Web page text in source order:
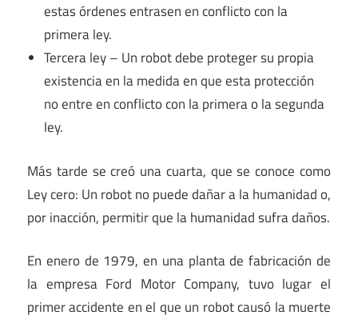
estas órdenes entrasen en conflicto con la
primera ley.
Tercera ley – Un robot debe proteger su propia
existencia en la medida en que esta protección
no entre en conflicto con la primera o la segunda
ley.
Más tarde se creó una cuarta, que se conoce como
Ley cero: Un robot no puede dañar a la humanidad o,
por inacción, permitir que la humanidad sufra daños.
En enero de 1979, en una planta de fabricación de
la empresa Ford Motor Company, tuvo lugar el
primer accidente en el que un robot causó la muerte